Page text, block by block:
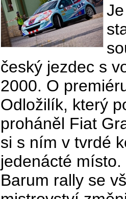
český jezdec s
2000. O
Odložilík, který
proháněl Fiat
si s ním v tvrdé
jedenácté
Barum rally se